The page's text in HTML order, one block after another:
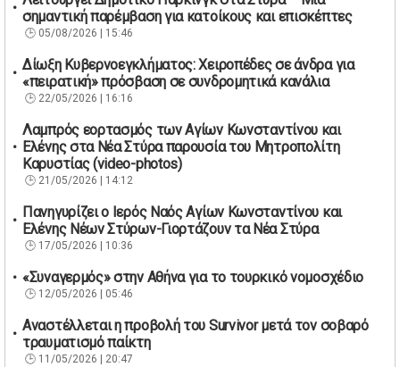
σημαντική παρέμβαση για κατοίκους και επισκέπτες
05/08/2026 | 15:46
Δίωξη Κυβερνοεγκλήματος: Χειροπέδες σε άνδρα για
«πειρατική» πρόσβαση σε συνδρομητικά κανάλια
22/05/2026 | 16:16
Λαμπρός εορτασμός των Αγίων Κωνσταντίνου και
Ελένης στα Νέα Στύρα παρουσία του Μητροπολίτη
Καρυστίας (video-photos)
21/05/2026 | 14:12
Πανηγυρίζει ο Ιερός Ναός Αγίων Κωνσταντίνου και
Ελένης Νέων Στύρων-Γιορτάζουν τα Νέα Στύρα
17/05/2026 | 10:36
«Συναγερμός» στην Αθήνα για το τουρκικό νομοσχέδιο
12/05/2026 | 05:46
Αναστέλλεται η προβολή του Survivor μετά τον σοβαρό
τραυματισμό παίκτη
11/05/2026 | 20:47